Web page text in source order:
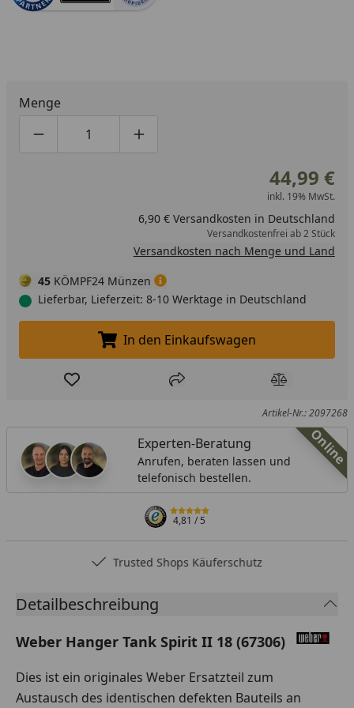
Menge
Produktmenge um eins verringern
Produktmenge manuell eingeben
Produktmenge um eins erhöhen
44,99 €
inkl. 19% MwSt.
6,90 € Versandkosten in Deutschland
Versandkostenfrei ab 2 Stück
Versandkosten nach Menge und Land
45 KÖMPF24 Münzen
Lieferbar, Lieferzeit: 8-10 Werktage in Deutschland
In den Einkaufswagen legen
In den Einkaufswagen
Produkt zur Wunschliste hinzufügen
Teilen Produkt
Artikel-Nr.: 2097268
Online
Experten-Beratung
Anrufen, beraten lassen und
telefonisch bestellen.
4,81/ 5
Trusted Shops Käuferschutz
Detailbeschreibung
Weber Hanger Tank Spirit II 18 (67306)
Dies ist ein originales Weber Ersatzteil zum
Austausch des identischen defekten Bauteils an